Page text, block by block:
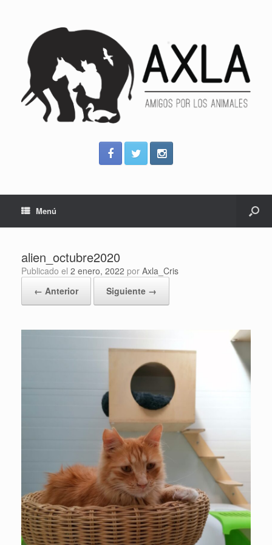
Menú
alien_octubre2020
Publicado el 2 enero, 2022 por Axla_Cris
← Anterior
Siguiente →